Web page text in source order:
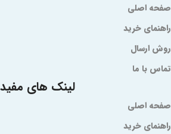
صفحه اصلی
راهنمای خرید
روش ارسال
تماس با ما
لینک های مفید
صفحه اصلی
راهنمای خرید